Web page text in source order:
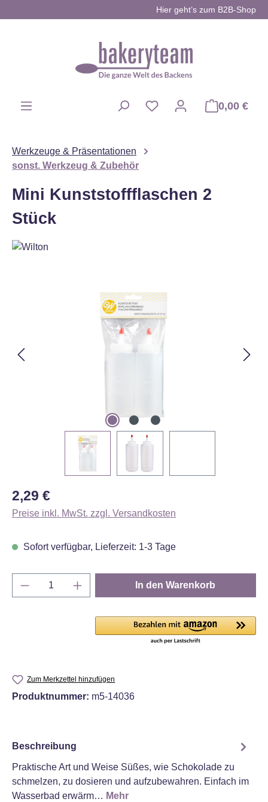
Hier geht’s zum B2B-Shop
0,00 €
Werkzeuge & Präsentationen
sonst. Werkzeug & Zubehör
Mini Kunststoffflaschen 2
Stück
Regulärer Preis:
2,29 €
Preise inkl. MwSt. zzgl. Versandkosten
Sofort verfügbar, Lieferzeit: 1-3 Tage
Produkt Anzahl: Gib den gewünschten
In den Warenkorb
Zum Merkzettel hinzufügen
Produktnummer: m5-14036
Beschreibung
Praktische Art und Weise Süßes, wie Schokolade zu
schmelzen, zu dosieren und aufzubewahren. Einfach im
Wasserbad erwärm… Mehr